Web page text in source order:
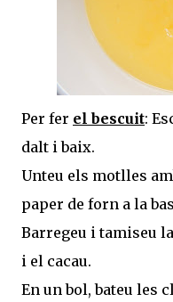
Per fer el bescuit:
dalt i baix.
Unteu els motlles
paper de forn a la
Barregeu i tamiseu
i el cacau.
En un bol, bateu les